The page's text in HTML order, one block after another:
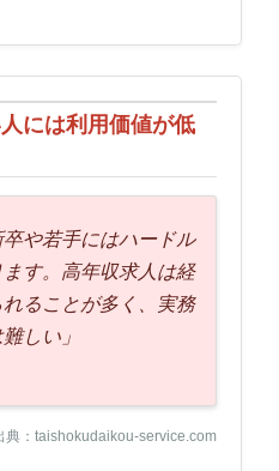
には利用価値が低
や若手にはハードル
す。高年収求人は経
ることが多く、実務
しい」
典：taishokudaikou-service.com